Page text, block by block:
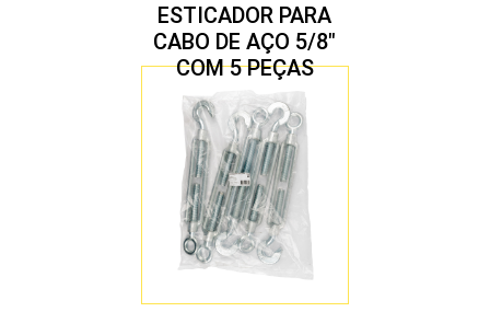
ESTICADOR PARA
CABO DE AÇO 5/8″
COM 5 PEÇAS